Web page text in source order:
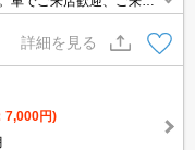
詳細を見る
7,000円)